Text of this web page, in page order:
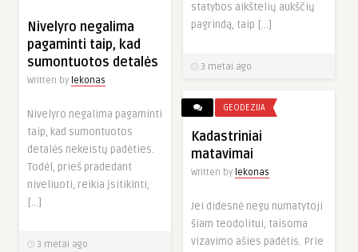
statybos aikštelių aukščių
pagrindą, taip […]
3 metai ago
Nivelyro negalima
pagaminti taip, kad
sumontuotos detalės
Written by lekonas
Nivelyro negalima pagaminti
taip, kad sumontuotos
detalės nekeistų padėties.
Todėl, prieš pradedant
niveliuoti, reikia įsitikinti,
[…]
3 metai ago
GEODEZIJA
Kadastriniai
matavimai
Written by lekonas
Jei didesnė negu numatytoji
šiam teodolitui, taisoma
vizavimo ašies padėtis. Prie